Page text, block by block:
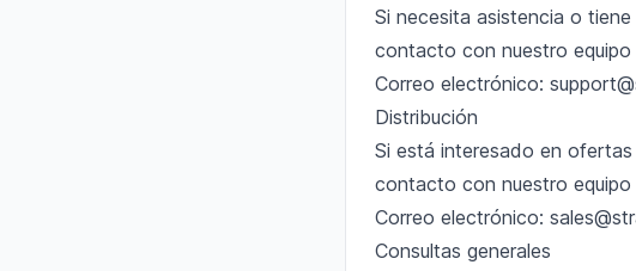
Si necesita asistencia o
contacto con nuestro equipo
Correo electrónico:
Distribución
Si está interesado en ofertas
contacto con nuestro
Correo electrónico:
Consultas generales